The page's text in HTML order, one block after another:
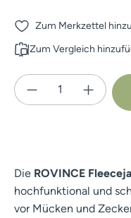
Zum Merkzettel
Zum Vergleich
Produkt Anzahl:
Die ROVINCE
hochfunktional und
vor Mücken und